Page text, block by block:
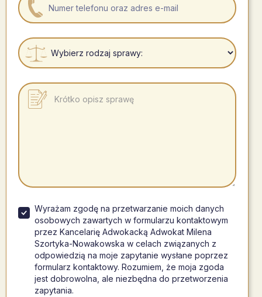
Wyrażam zgodę na przetwarzanie moich danych
osobowych zawartych w formularzu kontaktowym
przez Kancelarię Adwokacką Adwokat Milena
Szortyka-Nowakowska w celach związanych z
odpowiedzią na moje zapytanie wysłane poprzez
formularz kontaktowy. Rozumiem, że moja zgoda
jest dobrowolna, ale niezbędna do przetworzenia
zapytania.